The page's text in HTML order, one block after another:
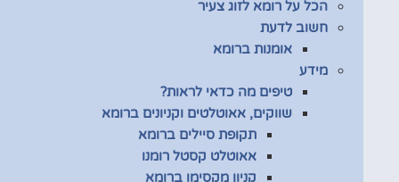
הכל על רומא לזוג צעיר
חשוב לדעת
אומנות ברומא
מידע
טיפים מה כדאי לראות?
שווקים, אאוטלטים וקניונים ברומא
תקופת סיילים ברומא
אאוטלט קסטל רומנו
קניון מקסימו ברומא